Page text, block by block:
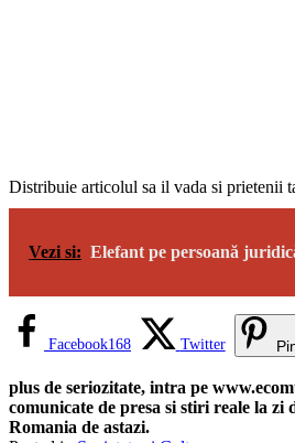
Distribuie articolul sa il vada si prietenii
Vezi si: Elefant pe persoană
Facebook168 Twitter
plus de seriozitate, intra pe
comunicate de presa si stiri reale la zi
Romania de astazi.